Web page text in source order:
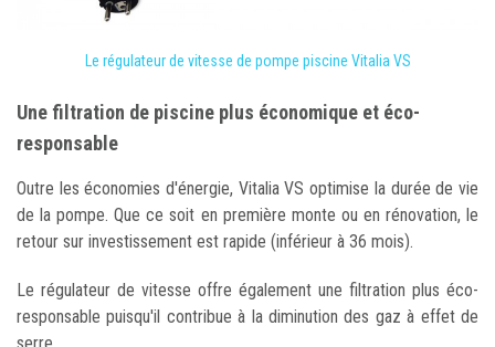
Le régulateur de vitesse de pompe piscine Vitalia VS
Une filtration de piscine plus économique et éco-
responsable
Outre les économies d'énergie, Vitalia VS optimise la durée de vie
de la pompe. Que ce soit en première monte ou en rénovation, le
retour sur investissement est rapide (inférieur à 36 mois).
Le régulateur de vitesse offre également une filtration plus éco-
responsable puisqu'il contribue à la diminution des gaz à effet de
serre.